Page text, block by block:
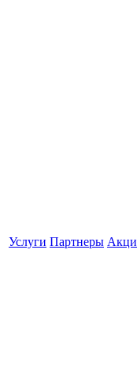
Услуги Партнеры